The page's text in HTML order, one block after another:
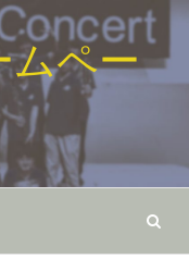
ムペー